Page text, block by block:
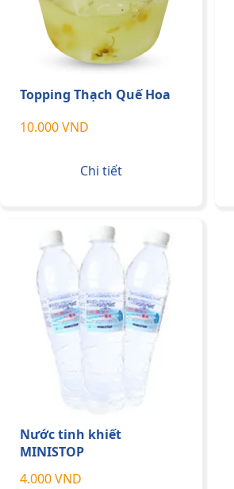
Topping Thạch Quế Hoa
10.000 VND
Chi tiết
Nước tinh khiết
MINISTOP
4.000 VND